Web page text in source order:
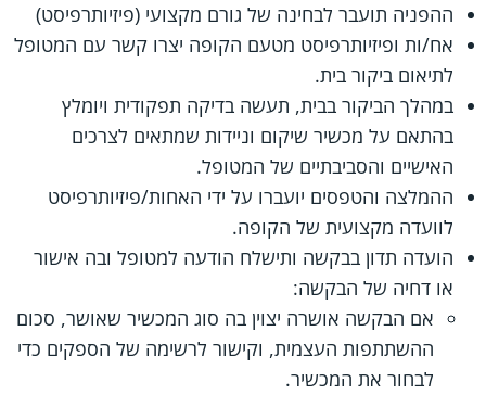
ההפניה תועבר לבחינה של גורם מקצועי (פיזיותרפיסט)
אח/ות ופיזיותרפיסט מטעם הקופה יצרו קשר עם המטופל
לתיאום ביקור בית.
במהלך הביקור בבית, תעשה בדיקה תפקודית ויומלץ
בהתאם על מכשיר שיקום וניידות שמתאים לצרכים
האישיים והסביבתיים של המטופל.
ההמלצה והטפסים יועברו על ידי האחות/פיזיותרפיסט
לוועדה מקצועית של הקופה.
הועדה תדון בבקשה ותישלח הודעה למטופל ובה אישור
או דחיה של הבקשה:
אם הבקשה אושרה יצוין בה סוג המכשיר שאושר, סכום
ההשתתפות העצמית, וקישור לרשימה של הספקים כדי
לבחור את המכשיר.